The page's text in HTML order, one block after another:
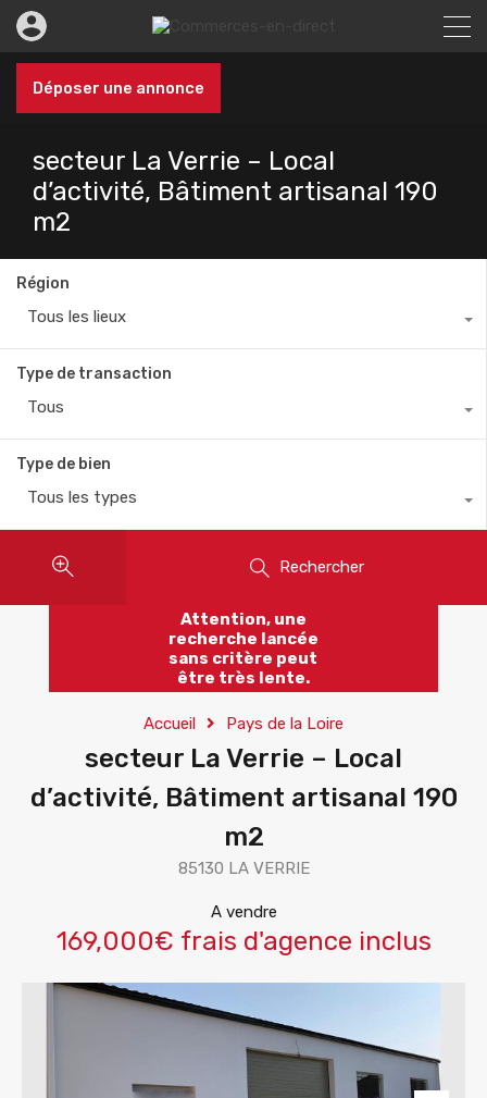
Déposer une annonce
secteur La Verrie – Local
d’activité, Bâtiment artisanal 190
m2
Région
Tous les lieux
Type de transaction
Tous
Type de bien
Tous les types
Rechercher
Attention, une
recherche lancée
sans critère peut
être très lente.
Accueil Pays de la Loire
secteur La Verrie – Local
d’activité, Bâtiment artisanal 190
m2
85130 LA VERRIE
A vendre
169,000€ frais d'agence inclus